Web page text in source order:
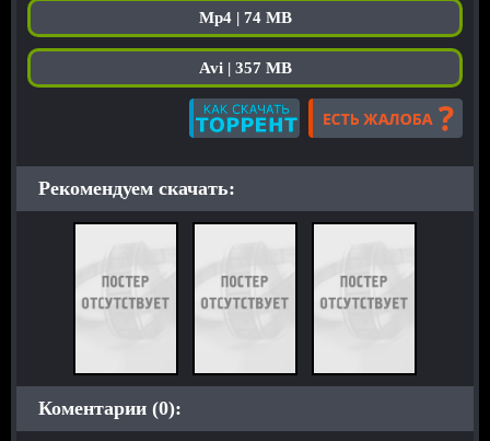
Mp4 | 74 MB
Avi | 357 MB
Рекомендуем скачать:
Коментарии (0):